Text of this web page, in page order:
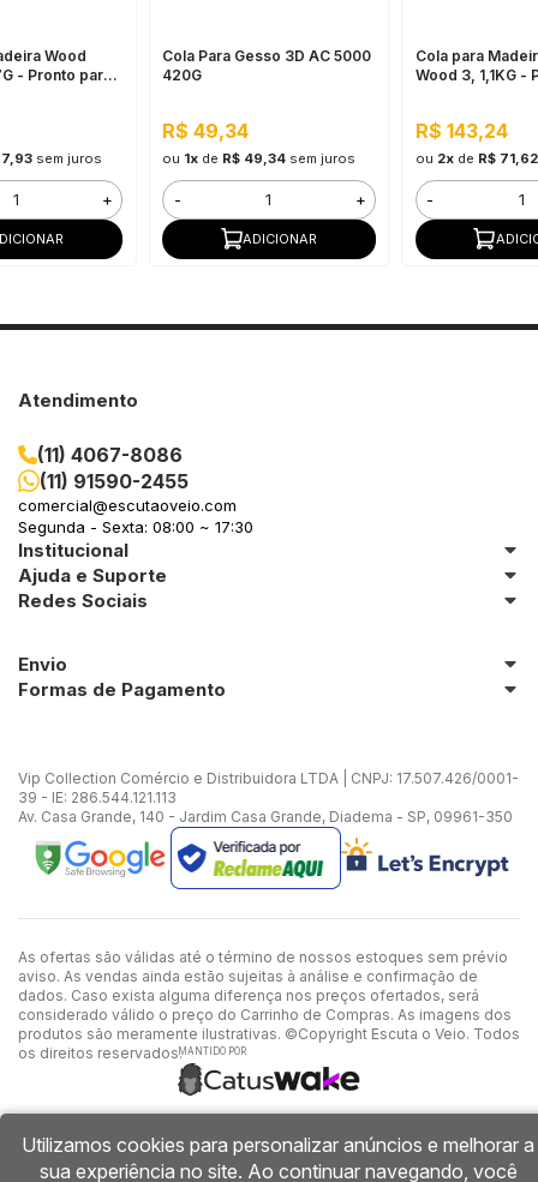
Wood
- Pronto para
sem juros
+
Cola Para Gesso 3D AC 5000
420G
R$ 49,34
ou 1x de R$ 49,34 sem juros
- +
ADICIONAR
Cola para
Wood 3, 1,1KG -
R$ 143,24
ou 2xde R$ 71,62
-
Atendimento
(11) 4067-8086
(11) 91590-2455
comercial@escutaoveio.com
Segunda - Sexta: 08:00 ~ 17:30
Institucional
Ajuda e Suporte
Redes Sociais
Envio
Formas de Pagamento
Vip Collection Comércio e Distribuidora LTDA | CNPJ: 17.507.426/0001-
39 - IE: 286.544.121.113
Av. Casa Grande, 140 - Jardim Casa Grande, Diadema - SP, 09961-350
As ofertas são válidas até o término de nossos estoques sem prévio
aviso. As vendas ainda estão sujeitas à análise e confirmação de
dados. Caso exista alguma diferença nos preços ofertados, será
considerado válido o preço do Carrinho de Compras. As imagens dos
produtos são meramente ilustrativas. ©Copyright Escuta o Veio. Todos
os direitos reservados.MANTIDO POR
Utilizamos cookies para personalizar anúncios e melhorar a
sua experiência no site. Ao continuar navegando, você